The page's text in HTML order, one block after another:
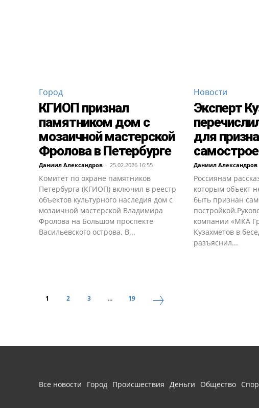
Город
КГИОП признал
памятником дом с
мозаичной мастерской
Фролова в Петербурге
Даниил Александров - 25.02.2026 16:55
Комитет по охране памятников
Петербурга (КГИОП) включил в реестр
объектов культурного наследия дом с
мозаичной мастерской Владимира
Фролова на Большом проспекте
Васильевского острова. В...
Новости
Эксперт
для
Даниил Александров
Россиянам
которым объект
быть признан
компании «МКА
Кузахметов в
разъяснил...
1 2 3 ... 19
Все новости Город Происшествия Деньги Общество